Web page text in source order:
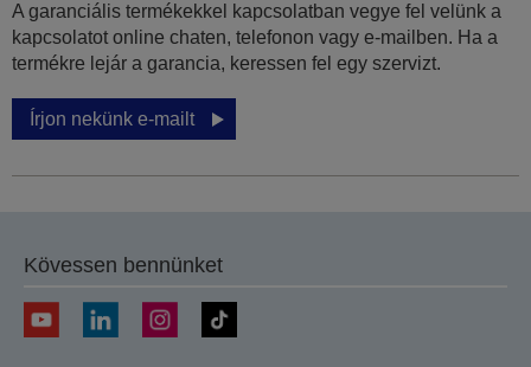
A garanciális termékekkel kapcsolatban vegye fel velünk a
kapcsolatot online chaten, telefonon vagy e-mailben. Ha a
termékre lejár a garancia, keressen fel egy szervizt.
Írjon nekünk e-mailt
Kövessen bennünket